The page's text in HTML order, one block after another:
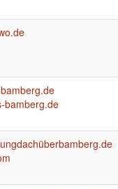
bamberg.de